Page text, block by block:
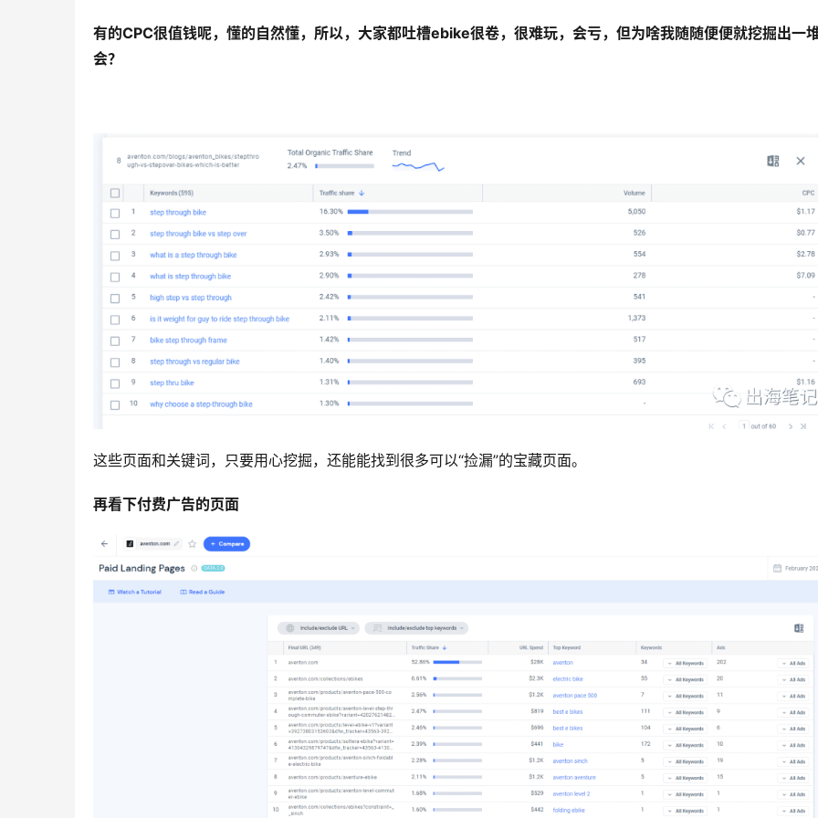
有的CPC很值钱呢，懂的自然懂，所以，大家都吐槽ebike很卷，很难玩，会亏，但为啥我随随便便就挖掘出一
会？
这些页面和关键词，只要用心挖掘，还能能找到很多可以“捡漏”的宝藏页面。
再看下付费广告的页面